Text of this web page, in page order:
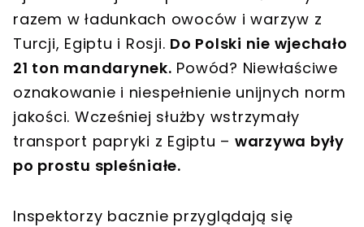
razem w ładunkach owoców i warzyw z
Turcji, Egiptu i Rosji. Do Polski nie wjechało
21 ton mandarynek. Powód? Niewłaściwe
oznakowanie i niespełnienie unijnych norm
jakości. Wcześniej służby wstrzymały
transport papryki z Egiptu – warzywa były
po prostu spleśniałe.
Inspektorzy bacznie przyglądają się